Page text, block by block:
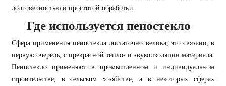
долговечностью и простотой обработки..
Где используется пеностекло
Сфера применения пеностекла достаточно велика, это связано, в
первую очередь, с прекрасной тепло- и звукоизоляции материала.
Пеностекло применяют в промышленном и индивидуальном
строительстве, в сельском хозяйстве, а в некоторых сферах